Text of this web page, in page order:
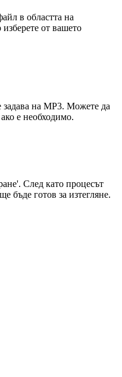
в областта на
от вашето
на MP3. Можете да
е необходимо.
След като процесът
бъде готов за изтегляне.